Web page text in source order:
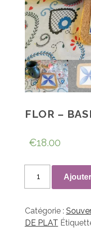
FLOR –
€18.00
-
Base
Catégorie :
DE PLAT